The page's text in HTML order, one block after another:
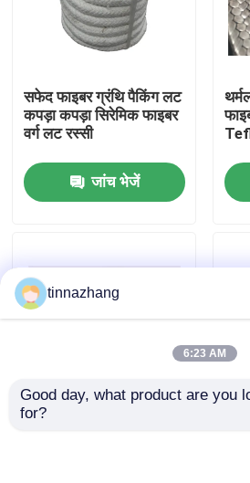
उत्पादों
कारखाना भ्रमण
गुणवत्ता नियंत्रण
एक उद्धरण का अनुरोध करें
मोटर वाहन तेल जवानों
सफेद फाइबर ग्रंथि पैकिंग लट
कपड़ा कपड़ा सिरेमिक फाइबर
वर्ग लट रस्सी
जांच भेजें
शुद्ध PTFE फाइबर ग्रंथि
tinnazhang
6:23 AM
Good day, what product are you
for?